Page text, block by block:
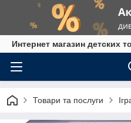
Интернет магазин детских
Товари та послуги